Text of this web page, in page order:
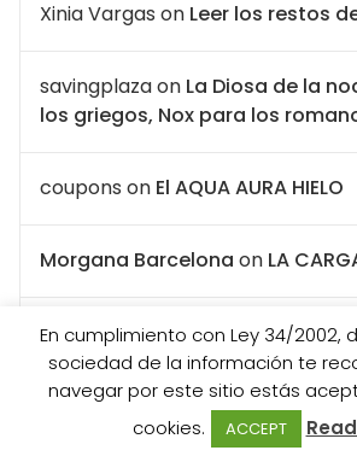
Xinia Vargas on Leer los restos
savingplazaon La Diosa de la
los griegos, Nox para los
coupons on El AQUA AURA HIELO
Morgana Barcelona on LA
GabrielaonLA CARGA DE LA
million hits secret onMúsica
mágica/medieval/wicca/celta/
En cumplimiento con Ley 34/2002,
sociedad de la información te
navegar por este sitio estás
cookies.
ACCEPT